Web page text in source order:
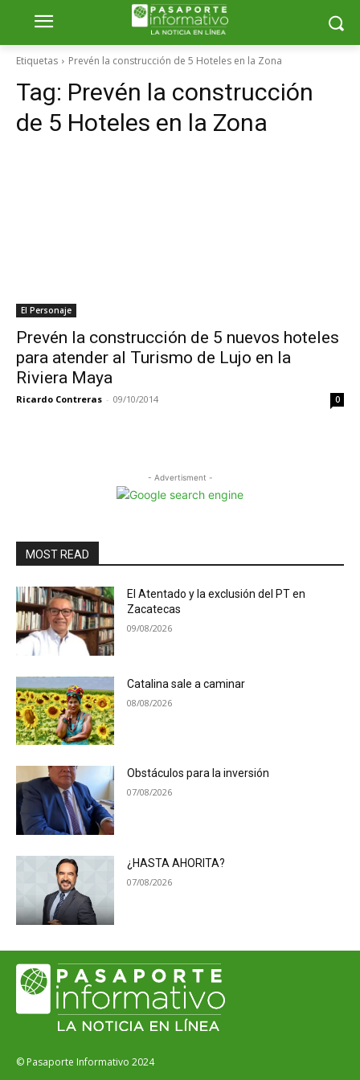
Etiquetas Prevén la construcción de 5 Hoteles en la Zona
Tag: Prevén la construcción
de 5 Hoteles en la Zona
El Personaje
Prevén la construcción de 5 nuevos hoteles
para atender al Turismo de Lujo en la
Riviera Maya
Ricardo Contreras - 09/10/2014 0
- Advertisment -
MOST READ
El Atentado y la exclusión del PT en
Zacatecas
09/08/2026
Catalina sale a caminar
08/08/2026
Obstáculos para la inversión
07/08/2026
¿HASTA AHORITA?
07/08/2026
© Pasaporte Informativo 2024